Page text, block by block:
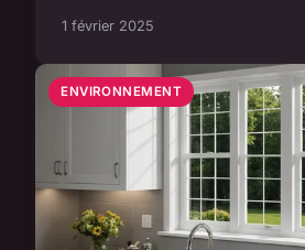
1 février 2025
ENVIRONNEMENT